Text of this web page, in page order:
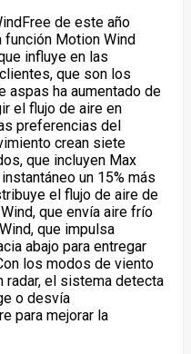
de este año
función Motion Wind
influye en las
que son los
aspas ha aumentado de
el flujo de aire en
preferencias del
crean siete
que incluyen Max
un 15% más
el flujo de aire de
que envía aire frío
que impulsa
abajo para entregar
los modos de viento
el sistema detecta
o desvía
para mejorar la